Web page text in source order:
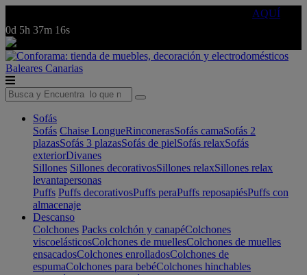
AQUÍ
0d 5h 37m 16s
Baleares Canarias
Sofás
Sofás Chaise LongueRinconerasSofás camaSofás 2
plazasSofás 3 plazasSofás de pielSofás relaxSofás
exteriorDivanes
Sillones Sillones decorativosSillones relaxSillones relax
levantapersonas
Puffs Puffs decorativosPuffs peraPuffs reposapiésPuffs con
almacenaje
Descanso
Colchones Packs colchón y canapéColchones
viscoelásticosColchones de muellesColchones de muelles
ensacadosColchones enrolladosColchones de
espumaColchones para bebéColchones hinchables